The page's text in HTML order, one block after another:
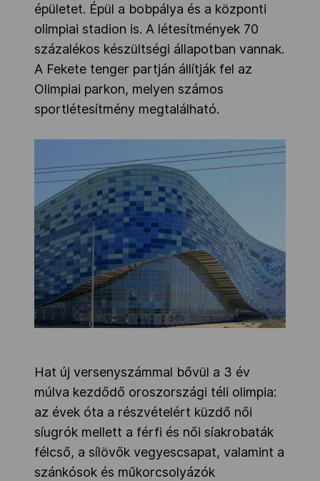
épületet. Épül a bobpálya és a központi
olimpiai stadion is. A létesítmények 70
százalékos készültségi állapotban vannak.
A Fekete tenger partján állítják fel az
Olimpiai parkon, melyen számos
sportlétesítmény megtalálható.
Hat új versenyszámmal bővül a 3 év
múlva kezdődő oroszországi téli olimpia:
az évek óta a részvételért küzdő női
síugrók mellett a férfi és női síakrobaták
félcső, a sílövők vegyescsapat, valamint a
szánkósok és műkorcsolyázók